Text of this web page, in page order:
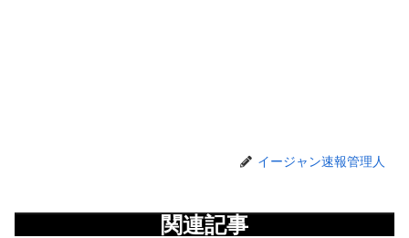
イージャン速報管理人
関連記事